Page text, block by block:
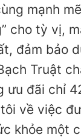
mạnh
cho tỳ vị,
đảm bảo
Truật
ưu đãi chỉ
về việc
khỏe một